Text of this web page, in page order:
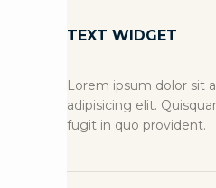
TEXT WIDGET
Lorem ipsum dolor sit
adipisicing elit.
fugit in quo provident.